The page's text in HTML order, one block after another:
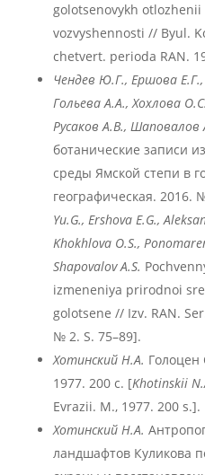
golotsenovykh
vozvyshennosti // Byul.
chetvert. perioda RAN.
Чендев Ю.Г., Ершова Е.Г.,
Гольева А.А., Хохлова
Русаков А.В., Шаповалов
ботанические записи
среды Ямской степи в
географическая. 2016.
Yu.G., Ershova E.G.,
Khokhlova O.S.,
Shapovalov A.S.
izmeneniya prirodnoi
golotsene // Izv. RAN.
№ 2. S. 75–89].
Хотинский Н.А.
1977. 200 с. [Khotinskii
Evrazii. M., 1977. 200 s.].
Хотинский Н.А.
ландшафтов Куликова